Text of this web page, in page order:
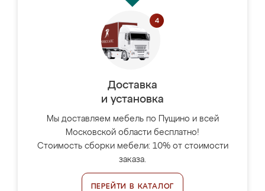
Доставка
и установка
Мы доставляем мебель по Пущино и всей
Московской области бесплатно!
Стоимость сборки мебели: 10% от стоимости
заказа.
ПЕРЕЙТИ В КАТАЛОГ